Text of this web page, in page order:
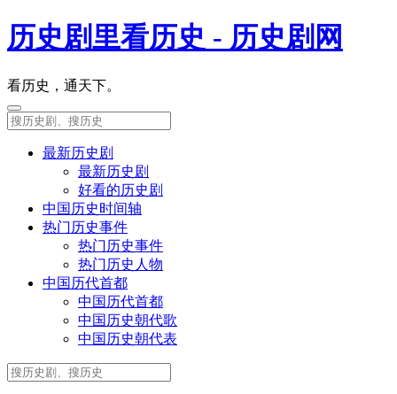
历史剧里看历史 - 历史剧网
看历史，通天下。
最新历史剧
最新历史剧
好看的历史剧
中国历史时间轴
热门历史事件
热门历史事件
热门历史人物
中国历代首都
中国历代首都
中国历史朝代歌
中国历史朝代表